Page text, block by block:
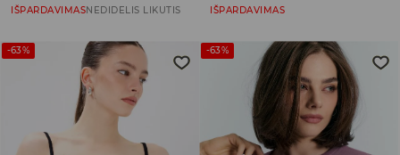
IŠPARDAVIMASNEDIDELIS LIKUTIS IŠPARDAVIMAS
-63% -63%